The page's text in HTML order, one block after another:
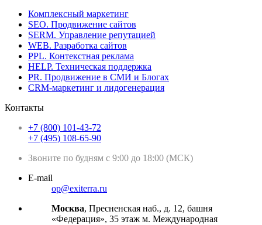
Комплексный маркетинг
SEO. Продвижение сайтов
SERM. Управление репутацией
WEB. Разработка сайтов
PPL. Контекстная реклама
HELP. Техническая поддержка
PR. Продвижение в СМИ и Блогах
CRM-маркетинг и лидогенерация
Контакты
+7 (800) 101-43-72
+7 (495) 108-65-90
Звоните по будням с 9:00 до 18:00 (МСК)
E-mail
op@exiterra.ru
Москва, Пресненская наб., д. 12, башня
«Федерация», 35 этаж м. Международная